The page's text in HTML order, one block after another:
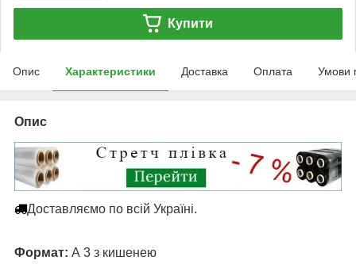
Купити
Опис Характеристики Доставка Оплата Умови
Опис
Доставляємо по всій Україні.
Формат: А 3 з кишенею